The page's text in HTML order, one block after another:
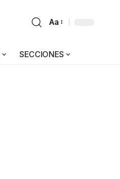
Aa
SECCIONES